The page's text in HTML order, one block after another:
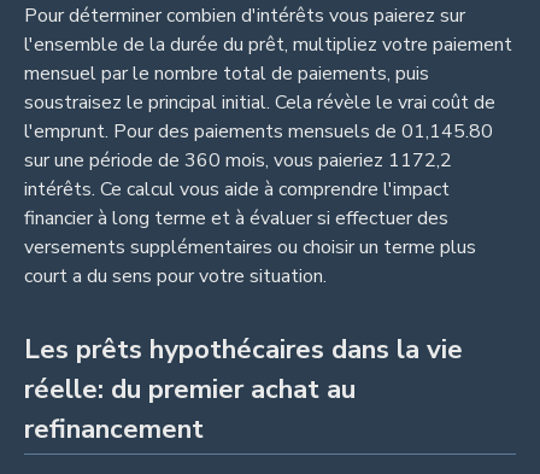
Pour déterminer combien d'intérêts vous paierez sur
l'ensemble de la durée du prêt, multipliez votre paiement
mensuel par le nombre total de paiements, puis
soustraisez le principal initial. Cela révèle le vrai coût de
l'emprunt. Pour des paiements mensuels de 01,145.80
sur une période de 360 mois, vous paieriez 1172,2
intérêts. Ce calcul vous aide à comprendre l'impact
financier à long terme et à évaluer si effectuer des
versements supplémentaires ou choisir un terme plus
court a du sens pour votre situation.
Les prêts hypothécaires dans la vie
réelle: du premier achat au
refinancement